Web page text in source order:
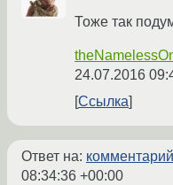
Тоже так
24.07.2016
Ссылка
Ответ на: комментарий
08:34:36 +00:00